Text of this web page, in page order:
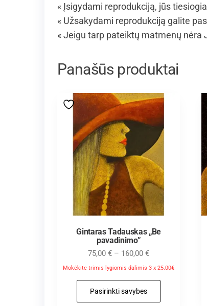
« Įsigydami reprodukciją, jūs
« Užsakydami reprodukciją galite
« Jeigu tarp pateiktų matmenų nėra
Panašūs produktai
Gintaras Tadauskas „Be
pavadinimo”
75,00€ – 160,00€
Mokėkite trimis lygiomis dalimis 3 x 25.00€
Pasirinkti savybes